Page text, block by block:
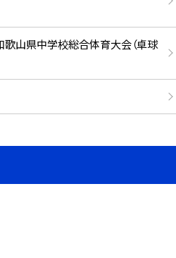
山県中学校総合体育大会（卓球